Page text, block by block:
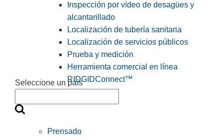
Seleccione un país
Inspección por vídeo de desagües y
alcantarillado
Localización de tubería sanitaria
Localización de servicios públicos
Prueba y medición
Herramienta comercial en línea
RIDGIDConnect™
Prensado